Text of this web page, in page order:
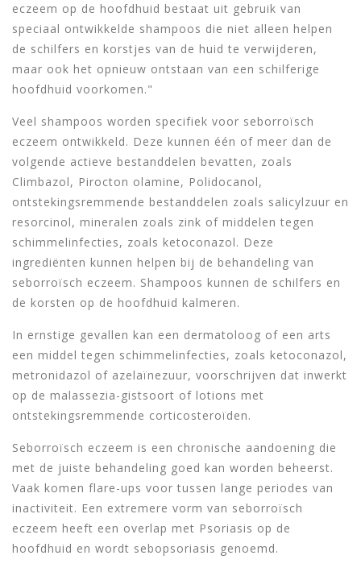
eczeem op de hoofdhuid bestaat uit gebruik van
speciaal ontwikkelde shampoos die niet alleen helpen
de schilfers en korstjes van de huid te verwijderen,
maar ook het opnieuw ontstaan van een schilferige
hoofdhuid voorkomen."
Veel shampoos worden specifiek voor seborroïsch
eczeem ontwikkeld. Deze kunnen één of meer dan de
volgende actieve bestanddelen bevatten, zoals
Climbazol, Pirocton olamine, Polidocanol,
ontstekingsremmende bestanddelen zoals salicylzuur en
resorcinol, mineralen zoals zink of middelen tegen
schimmelinfecties, zoals ketoconazol. Deze
ingrediënten kunnen helpen bij de behandeling van
seborroïsch eczeem. Shampoos kunnen de schilfers en
de korsten op de hoofdhuid kalmeren.
In ernstige gevallen kan een dermatoloog of een arts
een middel tegen schimmelinfecties, zoals ketoconazol,
metronidazol of azelaïnezuur, voorschrijven dat inwerkt
op de malassezia-gistsoort of lotions met
ontstekingsremmende corticosteroïden.
Seborroïsch eczeem is een chronische aandoening die
met de juiste behandeling goed kan worden beheerst.
Vaak komen flare-ups voor tussen lange periodes van
inactiviteit. Een extremere vorm van seborroïsch
eczeem heeft een overlap met Psoriasis op de
hoofdhuid en wordt sebopsoriasis genoemd.